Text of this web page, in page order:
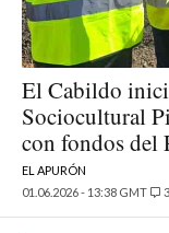
El Cabildo
Sociocultural
con fondos del
EL APURÓN
01.06.2026 - 13:38 GMT
3